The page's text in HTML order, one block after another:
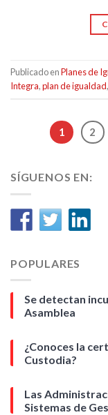
Publicado enPlanes de
Integra,plan de igualdad,
1 2
SÍGUENOS EN:
POPULARES
Se detectan
Asamblea
¿Conoces la
Custodia?
Las
Sistemas de